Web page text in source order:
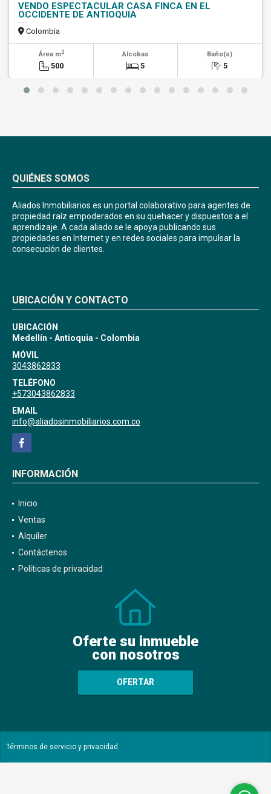
VENDO ESPECTACULAR CASA FINCA EN EL
OCCIDENTE DE ANTIOQUIA
Colombia
Área m2
500
Alcobas
5
Baño(s)
5
QUIÉNES SOMOS
Aliados Inmobiliarios es un portal colaborativo para agentes de
propiedad raíz empoderados en su quehacer y dispuestos a el
aprendizaje. A cada aliado se le apoya publicando sus
propiedades en Internet y en redes sociales para impulsar la
consecución de clientes.
UBICACIÓN Y CONTACTO
UBICACIÓN
Medellín - Antioquia - Colombia
MÓVIL
3043862833
TELÉFONO
+573043862833
EMAIL
info@aliadosinmobiliarios.com.co
Facebook
INFORMACIÓN
Inicio
Ventas
Alquiler
Contáctenos
Políticas de privacidad
Oferte su inmueble
con nosotros
OFERTAR
Términos de servicio y privacidad